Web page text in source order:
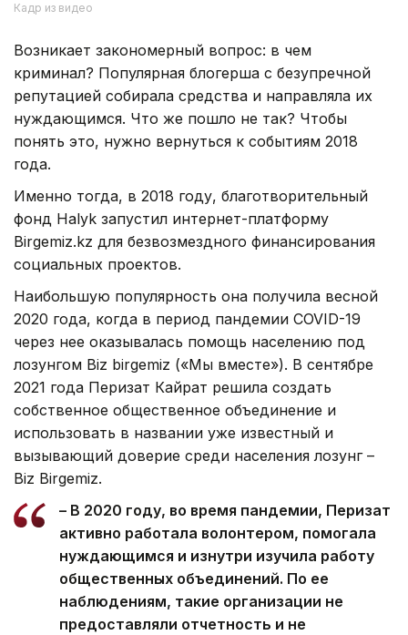
Кадр из видео
Возникает закономерный вопрос: в чем
криминал? Популярная блогерша с безупречной
репутацией собирала средства и направляла их
нуждающимся. Что же пошло не так? Чтобы
понять это, нужно вернуться к событиям 2018
года.
Именно тогда, в 2018 году, благотворительный
фонд Halyk запустил интернет-платформу
Birgemiz.kz для безвозмездного финансирования
социальных проектов.
Наибольшую популярность она получила весной
2020 года, когда в период пандемии COVID-19
через нее оказывалась помощь населению под
лозунгом Biz birgemiz («Мы вместе»). В сентябре
2021 года Перизат Кайрат решила создать
собственное общественное объединение и
использовать в названии уже известный и
вызывающий доверие среди населения лозунг –
Biz Birgemiz.
– В 2020 году, во время пандемии, Перизат
активно работала волонтером, помогала
нуждающимся и изнутри изучила работу
общественных объединений. По ее
наблюдениям, такие организации не
предоставляли отчетность и не